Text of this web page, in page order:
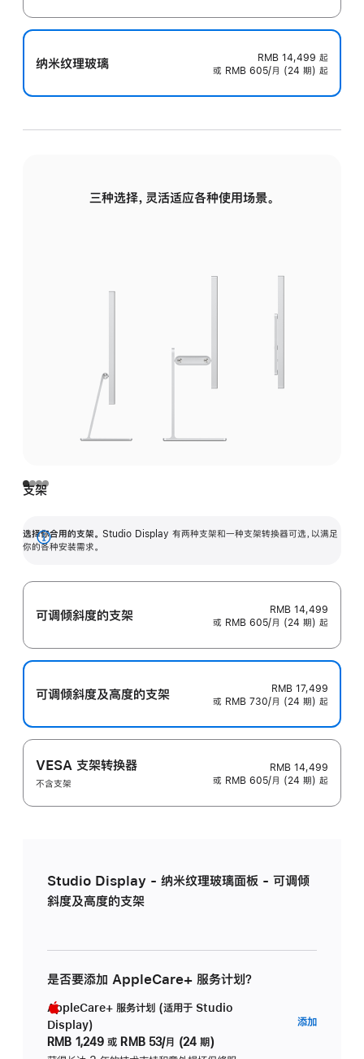
纳米纹理玻璃 RMB 14,499 起
或 RMB 605/月 (24 期) 起
三种选择，灵活适应各种使用场景。
支架
选择你合用的支架。 Studio Display 有两种支架和一种支架转换器可选，以满足
你的各种安装需求。
展
可调倾斜度的支架
RMB 14,499
或 RMB 605/月 (24 期) 起
可调倾斜度及高‍度的支‍架
RMB 17,499
或 RMB 730/月 (24 期) 起
VESA 支架转换器
不含支架
RMB 14,499
或 RMB 605/月 (24 期) 起
Studio Display - 纳米纹理玻璃面板 - 可调倾
斜度及高度的支架
是否要添加 AppleCare+ 服务计划？
AppleCare+ 服务计划 (适用于 Studio
Display)
RMB 1,249 或 RMB 53/月 (24 期)
添加